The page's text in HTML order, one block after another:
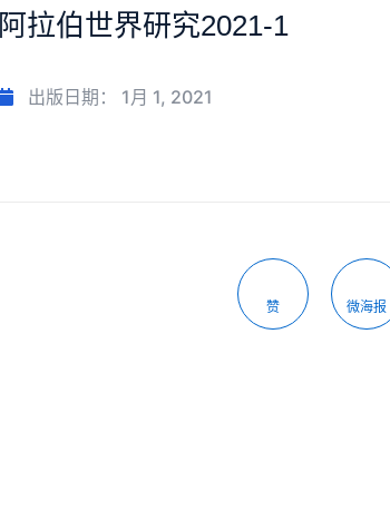
阿拉伯世界研究2021-1
出版日期： 1月 1, 2021
赞 微海报